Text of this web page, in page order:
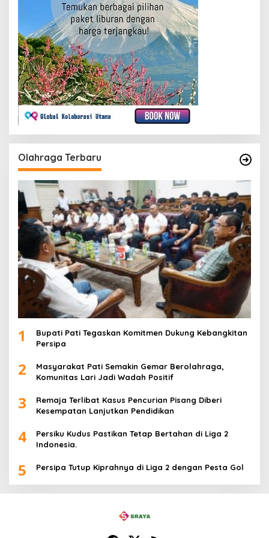
Olahraga Terbaru
1
Bupati Pati Tegaskan Komitmen Dukung Kebangkitan
Persipa
2
Masyarakat Pati Semakin Gemar Berolahraga,
Komunitas Lari Jadi Wadah Positif
3
Remaja Terlibat Kasus Pencurian Pisang Diberi
Kesempatan Lanjutkan Pendidikan
4
Persiku Kudus Pastikan Tetap Bertahan di Liga 2
Indonesia.
5 Persipa Tutup Kiprahnya di Liga 2 dengan Pesta Gol